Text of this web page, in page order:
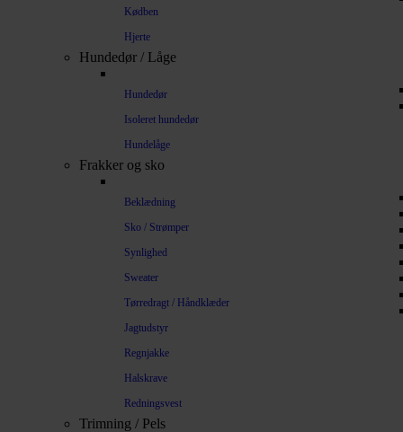
Kødben
Hjerte
Hundedør / Låge
Hundedør
Isoleret hundedør
Hundelåge
Frakker og sko
Beklædning
Sko / Strømper
Synlighed
Sweater
Tørredragt / Håndklæder
Jagtudstyr
Regnjakke
Halskrave
Redningsvest
Trimning / Pels